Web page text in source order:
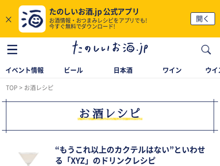
×
たのしいお酒.jp 公式アプリ
お酒情報・おつまみレシピをアプリでも!
今すぐ無料でダウンロード!
開く
イベント情報 ビール 日本酒 ワイン ウイ
TOP お酒レシピ
お酒レシピ
“もうこれ以上のカクテルはない”といわせ
る「XYZ」のドリンクレシピ